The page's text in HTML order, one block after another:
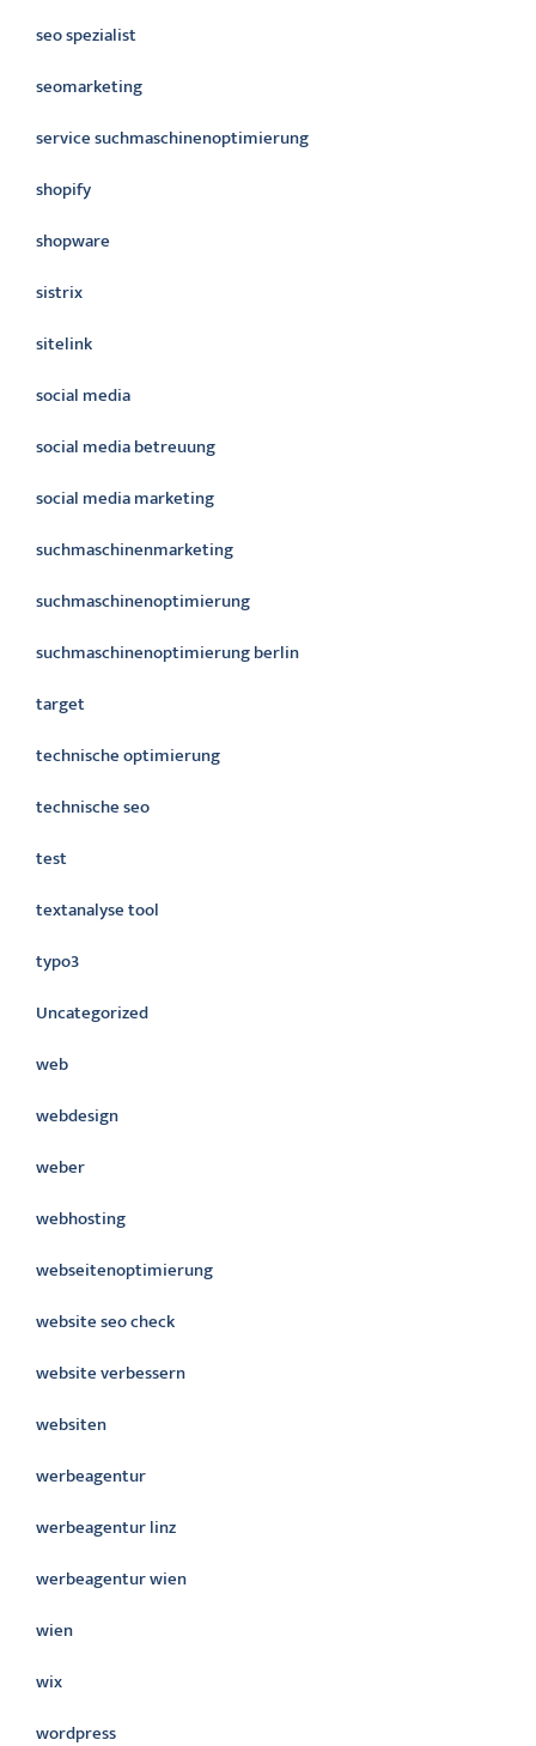
seo spezialist
seomarketing
service suchmaschinenoptimierung
shopify
shopware
sistrix
sitelink
social media
social media betreuung
social media marketing
suchmaschinenmarketing
suchmaschinenoptimierung
suchmaschinenoptimierung berlin
target
technische optimierung
technische seo
test
textanalyse tool
typo3
Uncategorized
web
webdesign
weber
webhosting
webseitenoptimierung
website seo check
website verbessern
websiten
werbeagentur
werbeagentur linz
werbeagentur wien
wien
wix
wordpress